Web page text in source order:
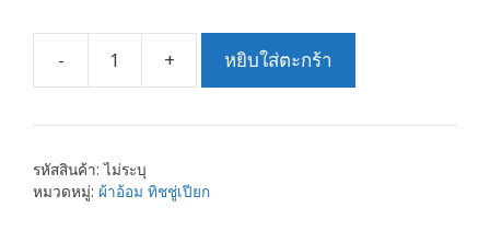
-
จำนวน
อ้อม
+ หยิบใส่ตะกร้า
รหัสสินค้า:ไม่ระบุ
หมวดหมู่: ผ้าอ้อม ทิชชู่เปียก